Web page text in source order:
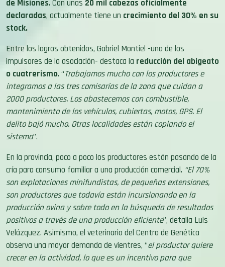
stock.
Entre los logros obtenidos, Gabriel Montiel -uno de los
impulsores de la asociación- destaca lareducción del abigeato
o cuatrerismo. “Trabajamos mucho con los productores e
integramos a las tres comisarías de la zona que cuidan a
2000 productores. Los abastecemos con combustible,
mantenimiento de los vehículos, cubiertas, motos, GPS. El
delito bajó mucho. Otras localidades están copiando el
sistema”.
En la provincia, poco a poco los productores están pasando de la
cría para consumo familiar a una producción comercial.“El 70%
son explotaciones minifundistas, de pequeñas extensiones,
son productores que todavía están incursionando en la
producción ovina y sobre todo en la búsqueda de resultados
positivos a través de una producción eficiente”, detalla Luis
Velázquez. Asimismo, el veterinario del Centro de Genética
observa una mayor demanda de vientres, “el productor quiere
crecer en la actividad, lo que es un incentivo para que
Misiones sea un polo ovino en el norte del país”.